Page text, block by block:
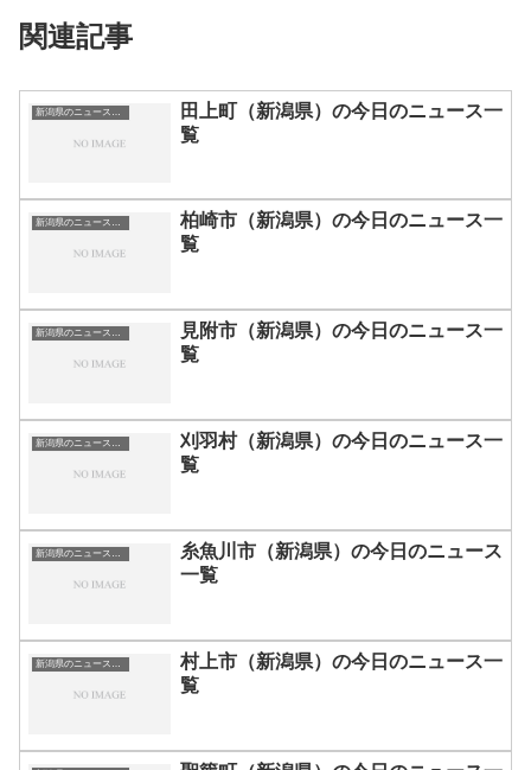
関連記事
新潟県のニュース一覧
田上町（新潟県）の今日のニュース一
覧
新潟県のニュース一覧
柏崎市（新潟県）の今日のニュース一
覧
新潟県のニュース一覧
見附市（新潟県）の今日のニュース一
覧
新潟県のニュース一覧
刈羽村（新潟県）の今日のニュース一
覧
新潟県のニュース一覧
糸魚川市（新潟県）の今日のニュース
一覧
新潟県のニュース一覧
村上市（新潟県）の今日のニュース一
覧